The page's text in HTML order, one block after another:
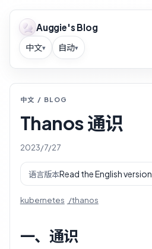
Auggie's Blog
中文▾ 自动▾
中文 / BLOG
Thanos 通识
2023/7/27
语言版本Read the English version
kubernetes thanos
一、通识